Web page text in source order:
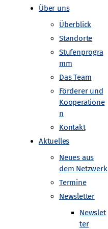
Über uns
Überblick
Standorte
Stufenprogra
mm
Das Team
Förderer und
Kooperatione
n
Kontakt
Aktuelles
Neues aus
dem Netzwerk
Termine
Newsletter
Newslet
ter